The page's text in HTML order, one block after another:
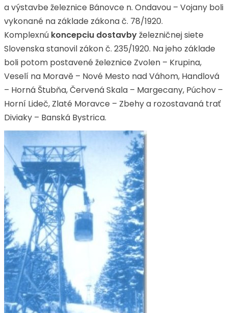
a výstavbe železnice Bánovce n. Ondavou – Vojany boli
vykonané na základe zákona č. 78/1920.
Komplexnú koncepciu dostavbyželezničnej siete
Slovenska stanovil zákon č. 235/1920. Na jeho základe
boli potom postavené železnice Zvolen – Krupina,
Veselí na Moravě – Nové Mesto nad Váhom, Handlová
– Horná Štubňa, Červená Skala – Margecany, Púchov –
Horní Lideč, Zlaté Moravce – Zbehy a rozostavaná trať
Diviaky – Banská Bystrica.